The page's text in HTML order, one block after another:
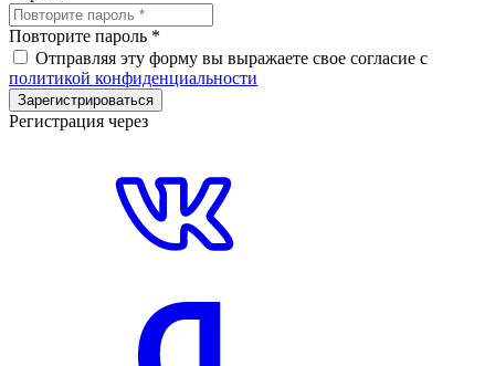
Повторите пароль *
Отправляя эту форму вы выражаете свое согласие с
политикой конфиденциальности
Зарегистрироваться
Регистрация через